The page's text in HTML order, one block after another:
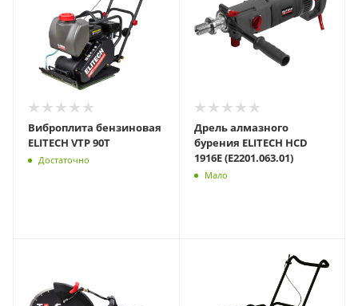
Виброплита бензиновая
ELITECH VTP 90T
Достаточно
Дрель алмазного
бурения ELITECH HCD
1916E (E2201.063.01)
Мало